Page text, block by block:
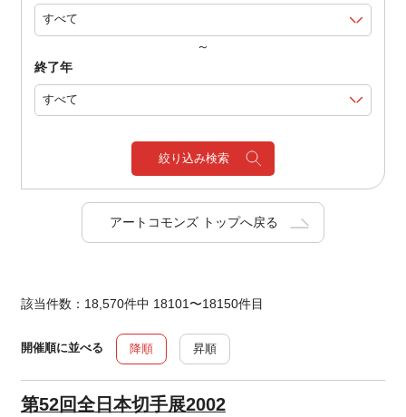
～
終了年
絞り込み検索
アートコモンズ トップへ戻る
該当件数：18,570件中 18101〜18150件目
開催順に並べる 降順 昇順
第52回全日本切手展2002